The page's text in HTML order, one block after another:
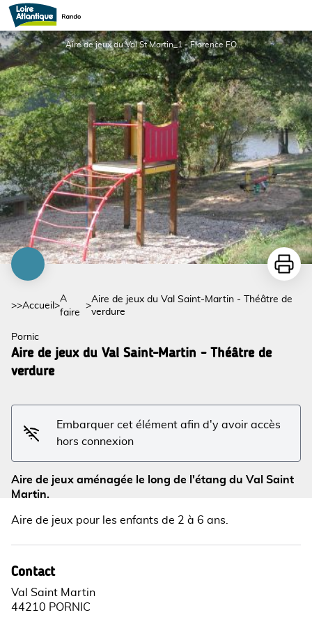
Aire de jeux du Val Saint-Martin - Théâtre de verdure
Aire de jeux du Val St Martin_1 - Florence FORNI
>>Accueil >
A
faire
>
Aire de jeux du Val Saint-Martin - Théâtre de
verdure
Pornic
Aire de jeux du Val Saint-Martin - Théâtre de
verdure
Embarquer cet élément afin d'y avoir accès
hors connexion
Aire de jeux aménagée le long de l'étang du Val Saint
Martin.
Aire de jeux pour les enfants de 2 à 6 ans.
Contact
Val Saint Martin
44210 PORNIC